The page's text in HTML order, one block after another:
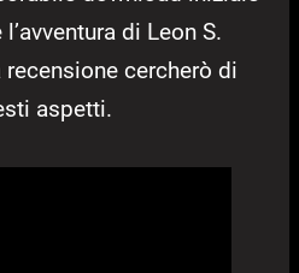
di Leon S.
cercherò di
aspetti.